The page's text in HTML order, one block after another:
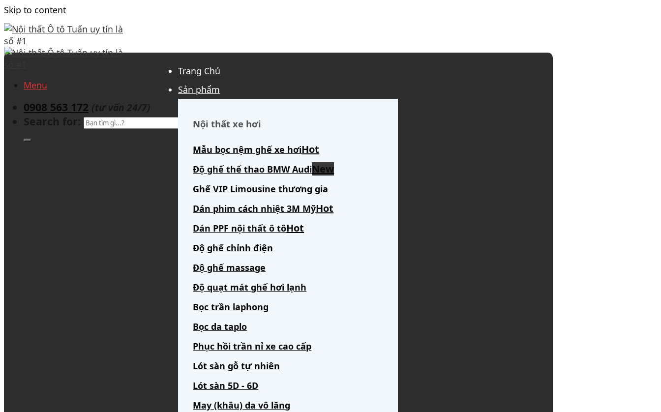
Skip to content
Menu
0908 563 172 (tư vấn 24/7)
Search for:
Trang Chủ
Sản phẩm
Nội thất xe hơi
Mẫu bọc nệm ghế xe hơi
Độ ghế thể thao BMW Audi
Ghế VIP Limousine thương gia
Dán phim cách nhiệt 3M Mỹ
Dán PPF nội thất ô tô
Độ ghế chỉnh điện
Độ ghế massage
Độ quạt mát ghế hơi lạnh
Bọc trần laphong
Bọc da taplo
Phục hồi trần nỉ xe cao cấp
Lót sàn gỗ tự nhiên
Lót sàn 5D - 6D
May (khâu) da vô lăng